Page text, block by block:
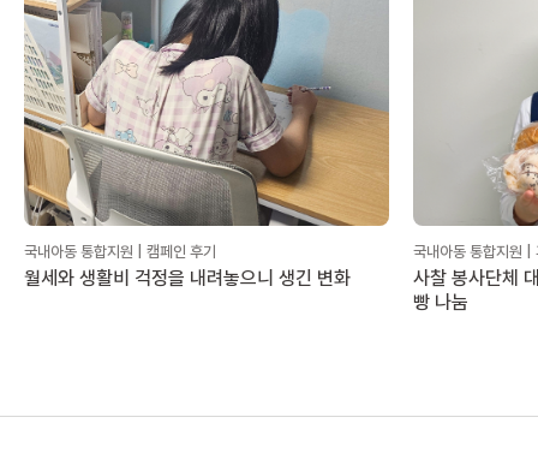
국내아동 통합지원 | 캠페인 후기
월세와 생활비 걱정을 내려놓으니 생긴 변화
국내아동 통합지원 |
사찰 봉사단체
빵 나눔